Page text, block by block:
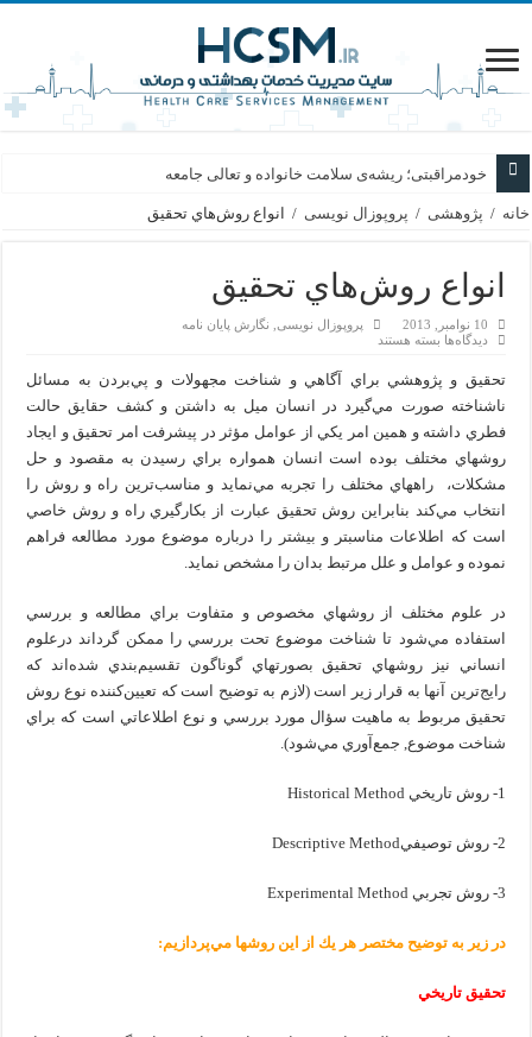
خودمراقبتی؛ ریشه‌ی سلامت خانواده و تعالی جامعه
خانه / پژوهشی / پروپوزال نویسی / انواع روش‌هاي تحقيق
انواع روش‌هاي تحقيق
10 نوامبر, 2013 پروپوزال نویسی
نگارش پایان نامه
دیدگاه‌ها برای
تحقيق
بسته هستند
تحقيق و پژوهشي براي آگاهي و شناخت مجهولات و پي‌بردن به مسائل
ناشناخته صورت مي‌گيرد در انسان ميل به داشتن و كشف حقايق حالت
فطري داشته و همين امر يكي از عوامل مؤثر در پيشرفت امر تحقيق و ايجاد
روشهاي مختلف بوده است انسان همواره براي رسيدن به مقصود و حل
مشكلات، راههاي مختلف را تجربه مي‌نمايد و مناسب‌ترين راه و روش را
انتخاب مي‌كند بنابراين روش تحقيق عبارت از بكارگيري راه و روش خاصي
است كه اطلاعات مناسبتر و بيشتر را درباره موضوع مورد مطالعه فراهم
نموده و عوامل و علل مرتبط بدان را مشخص نمايد.
در علوم مختلف از روشهاي مخصوص و متفاوت براي مطالعه و بررسي
استفاده مي‌شود تا شناخت موضوع تحت بررسي را ممكن گرداند درعلوم
انساني نيز روشهاي تحقيق بصورتهاي گوناگون تقسيم‌بندي شده‌اند كه
رايج‌ترين آنها به قرار زير است (لازم به توضيح است كه تعيين‌كننده نوع روش
تحقيق مربوط به ماهيت سؤال مورد بررسي و نوع اطلاعاتي است كه براي
شناخت موضوع, جمع‌آوري مي‌شود).
1- روش تاريخي Historical Method
2- روش توصيفيDescriptive Method
3- روش تجربي Experimental Method
در زير به توضيح مختصر هر يك از اين روشها مي‌پردازيم:
تحقيق تاريخي